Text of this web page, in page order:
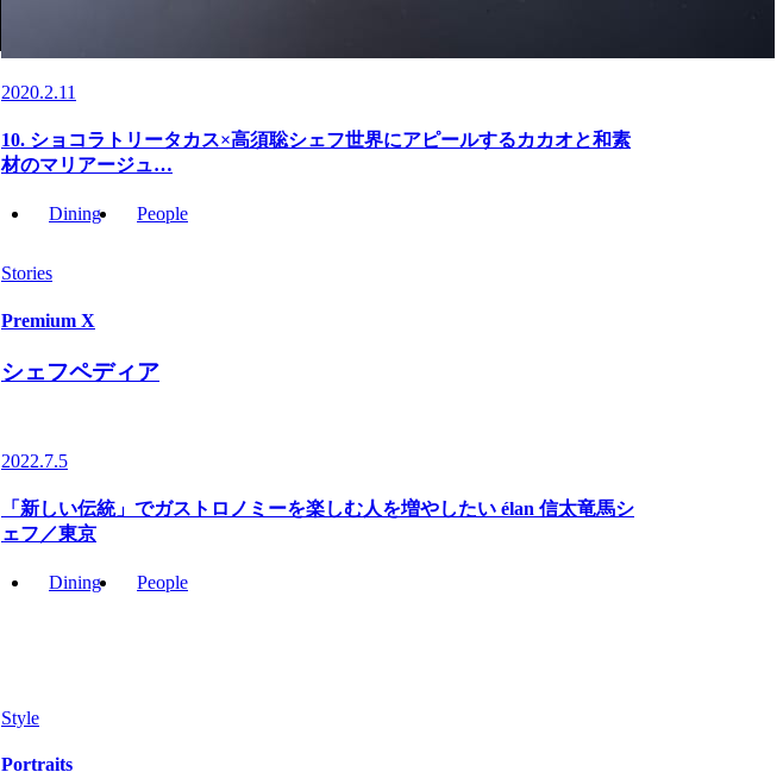
2020.2.11
10. ショコラトリータカス×高須聡シェフ世界にアピールするカカオと和素
材のマリアージュ…
Dining People
Stories
Premium X
シェフペディア
2022.7.5
「新しい伝統」でガストロノミーを楽しむ人を増やしたい élan 信太竜馬シ
ェフ／東京
Dining People
Style
Portraits